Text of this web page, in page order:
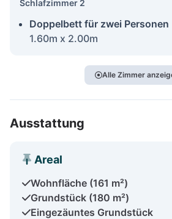
Schlafzimmer 2
Doppelbett für zwei Personen
1.60m x 2.00m
Alle Zimmer
Ausstattung
Areal
Wohnfläche (161 m²)
Grundstück (180 m²)
Eingezäuntes Grundstück